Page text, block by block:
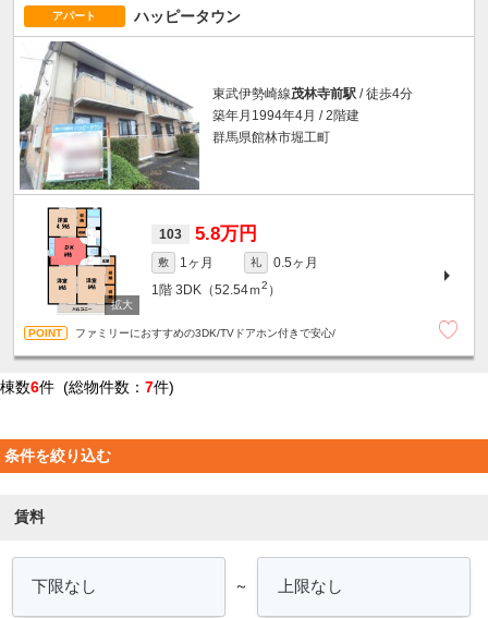
アパート ハッピータウン
東武伊勢崎線茂林寺前駅 / 徒歩4分
築年月1994年4月 / 2階建
群馬県館林市堀工町
103 5.8万円
敷 1ヶ月 礼
0.5ヶ月
1階 3DK（52.54ｍ2 ）
ファミリーにおすすめの3DK/TVドアホン付きで安心/
棟数6件 (総物件数： 7件)
条件を絞り込む
賃料
～